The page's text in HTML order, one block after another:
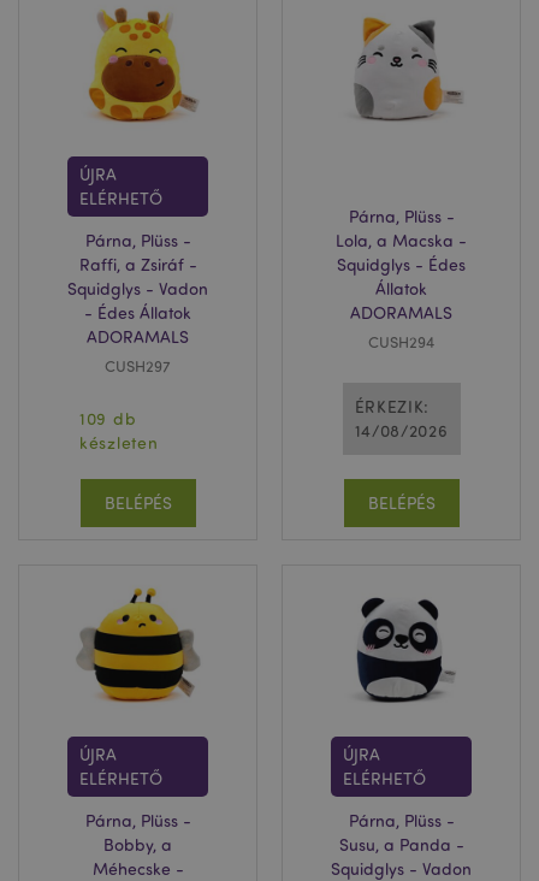
ÚJRA
ELÉRHETŐ
Párna, Plüss -
Raffi, a Zsiráf -
Squidglys - Vadon
- Édes Állatok
ADORAMALS
CUSH297
109 db
készleten
BELÉPÉS
Párna, Plüss -
Lola, a Macska -
Squidglys - Édes
Állatok
ADORAMALS
CUSH294
ÉRKEZIK:
14/08/2026
BELÉPÉS
ÚJRA
ELÉRHETŐ
Párna, Plüss -
Bobby, a
Méhecske -
ÚJRA
ELÉRHETŐ
Párna, Plüss -
Susu, a Panda -
Squidglys - Vadon